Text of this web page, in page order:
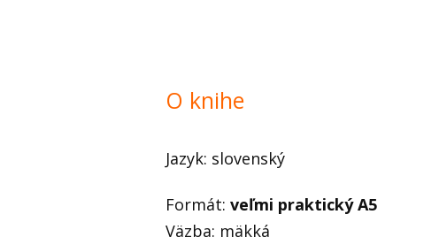
O knihe
Jazyk: slovenský
Formát: veľmi praktický A5
Väzba: mäkká